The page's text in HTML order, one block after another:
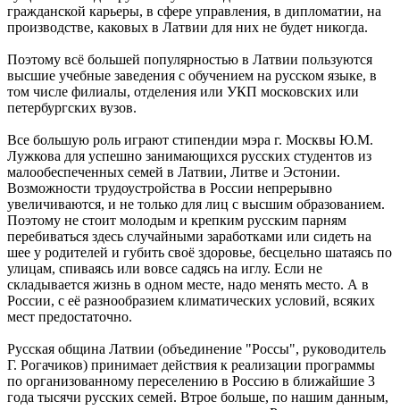
гражданской карьеры, в сфере управления, в дипломатии, на
производстве, каковых в Латвии для них не будет никогда.
Поэтому всё большей популярностью в Латвии пользуются
высшие учебные заведения с обучением на русском языке, в
том числе филиалы, отделения или УКП московских или
петербургских вузов.
Все большую роль играют стипендии мэра г. Москвы Ю.М.
Лужкова для успешно занимающихся русских студентов из
малообеспеченных семей в Латвии, Литве и Эстонии.
Возможности трудоустройства в России непрерывно
увеличиваются, и не только для лиц с высшим образованием.
Поэтому не стоит молодым и крепким русским парням
перебиваться здесь случайными заработками или сидеть на
шее у родителей и губить своё здоровье, бесцельно шатаясь по
улицам, спиваясь или вовсе садясь на иглу. Если не
складывается жизнь в одном месте, надо менять место. А в
России, с её разнообразием климатических условий, всяких
мест предостаточно.
Русская община Латвии (объединение "Россы", руководитель
Г. Рогачиков) принимает действия к реализации программы
по организованному переселению в Россию в ближайшие 3
года тысячи русских семей. Втрое больше, по нашим данным,